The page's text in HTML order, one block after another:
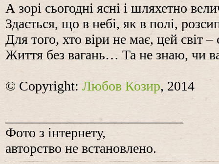
А зорі сьогодні ясні і шляхетно
Здається, що в небі, як в полі,
Для того, хто віри не має, цей світ
Життя без вагань… Та не знаю, чи
© Copyright: Любов Козир, 2014
__________________________
Фото з інтернету,
авторство не встановлено.